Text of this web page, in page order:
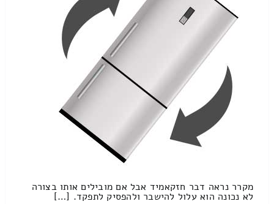
מקרר נראה דבר חזקאמיד אבל אם מובילים אותו בצורה
לא נכונה הוא עלול להישבר ולהפסיק לתפקד. […]